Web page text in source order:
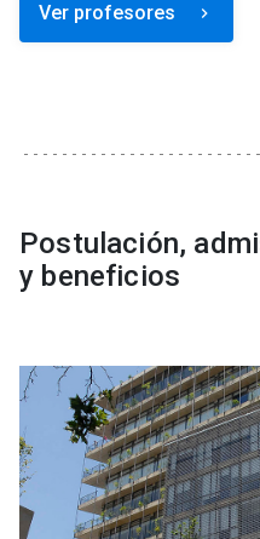
Ver profesores keyboard_arrow_right
Postulación,
y beneficios